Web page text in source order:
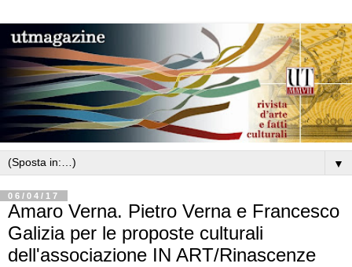
▼
06/04/17
Amaro Verna. Pietro Verna e Francesco
Galizia per le proposte culturali
dell'associazione IN ART/Rinascenze